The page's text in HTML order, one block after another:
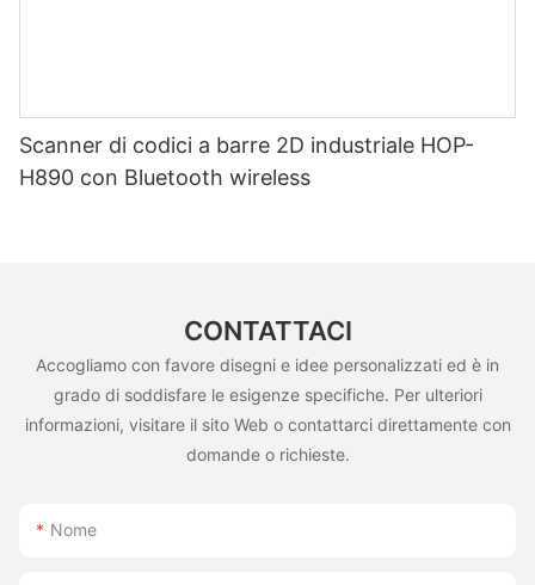
Scanner di codici a barre 2D industriale HOP-
H890 con Bluetooth wireless
CONTATTACI
Accogliamo con favore disegni e idee personalizzati ed è in
grado di soddisfare le esigenze specifiche. Per ulteriori
informazioni, visitare il sito Web o contattarci direttamente con
domande o richieste.
Nome